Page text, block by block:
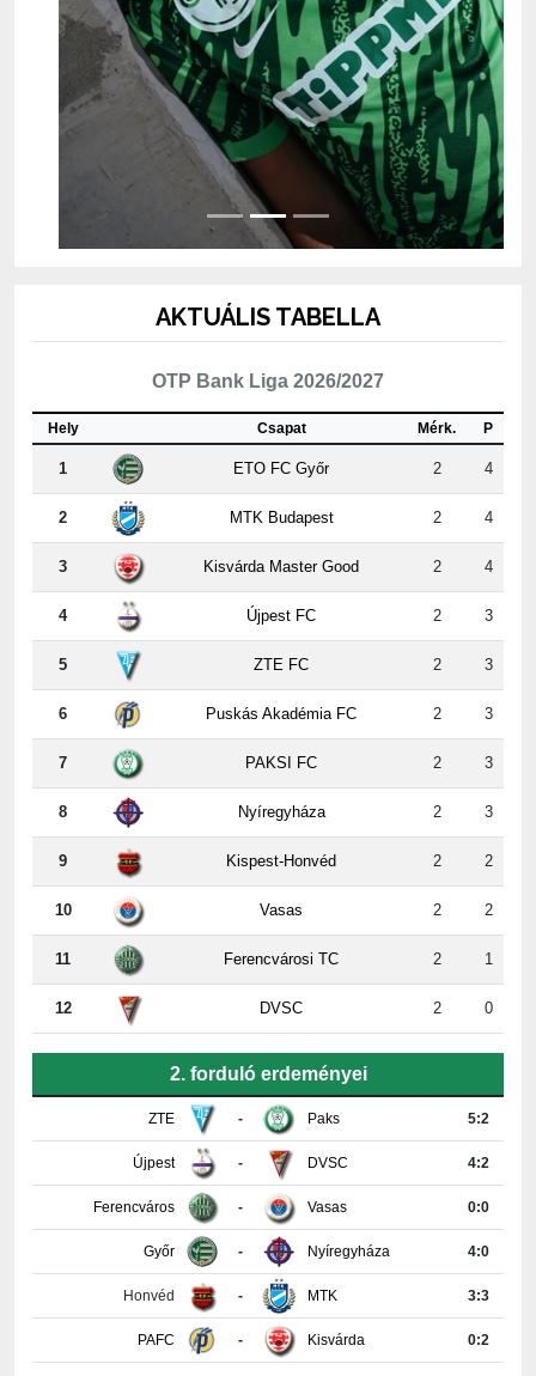
AKTUÁLIS TABELLA
OTP Bank Liga 2026/2027
Hely Csapat Mérk. P
1 ETO FC Győr 2 4
2 MTK Budapest 2 4
3 Kisvárda Master Good 2 4
4 Újpest FC 2 3
5 ZTE FC 2 3
6 Puskás Akadémia FC 2 3
7 PAKSI FC 2 3
8 Nyíregyháza 2 3
9 Kispest-Honvéd 2 2
10 Vasas 2 2
11 Ferencvárosi TC 2 1
12 DVSC 2 0
2. forduló erdeményei
ZTE - Paks 5:2
Újpest - DVSC 4:2
Ferencváros - Vasas 0:0
Győr - Nyíregyháza 4:0
Honvéd - MTK 3:3
PAFC - Kisvárda 0:2